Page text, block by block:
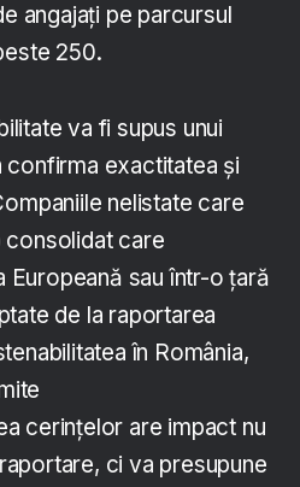
angajați pe parcursul
250.
va fi supus unui
exactitatea și
nelistate care
consolidat care
Europeană sau într-o țară
de la raportarea
în România,
cerințelor are impact nu
ci va presupune